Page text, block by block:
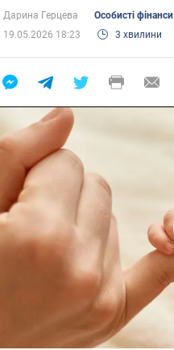
Дарина Герцева
Особисті фінанси
19.05.2026 18:23
3 хвилини